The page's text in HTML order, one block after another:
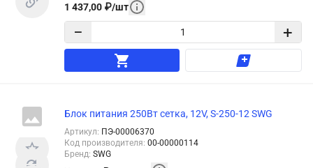
1 437,00 ₽/шт
− +
Блок питания 250Вт сетка, 12V, S-250-12 SWG
Артикул: ПЭ-00006370
Код производителя: 00-00000114
Бренд: SWG